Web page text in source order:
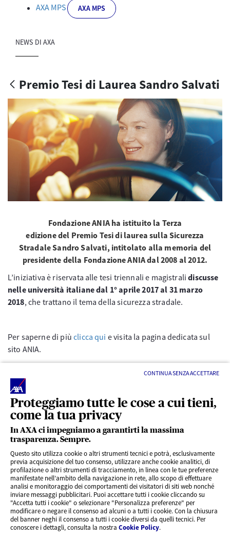
Proteggiamo tutte le cose a cui tieni,
come la tua privacy
In AXA ci impegniamo a garantirti la massima
trasparenza. Sempre.
Questo sito utilizza cookie o altri strumenti tecnici e potrà, esclusivamente
previa acquisizione del tuo consenso, utilizzare anche cookie analitici, di
profilazione o altri strumenti di tracciamento, in linea con le tue preferenze
manifestate nell’ambito della navigazione in rete, allo scopo di effettuare
analisi e monitoraggio dei comportamenti dei visitatori di siti web nonché
inviare messaggi pubblicitari. Puoi accettare tutti i cookie cliccando su
"Accetta tutti i cookie" o selezionare "Personalizza preferenze" per
modificare o negare il consenso ad alcuni o a tutti i cookie. Con la chiusura
del banner neghi il consenso a tutti i cookie diversi da quelli tecnici. Per
conoscere i dettagli, consulta la nostra Cookie Policy.
CONTINUA SENZA ACCETTARE
AXA MPS AXA MPS
NEWS DI AXA
Premio Tesi di Laurea Sandro Salvati
Fondazione ANIA ha istituito la Terza
edizione del Premio Tesi di laurea sulla Sicurezza
Stradale Sandro Salvati, intitolato alla memoria del
presidente della Fondazione ANIA dal 2008 al 2012.
L’iniziativa è riservata alle tesi triennali e magistralidiscusse
nelle università italiane dal 1° aprile 2017 al 31 marzo
2018, che trattano il tema della sicurezza stradale.
Per saperne di piùclicca qui e visita la pagina dedicata sul
sito ANIA.
CONTENUTI INTERESSANTI
BLOG